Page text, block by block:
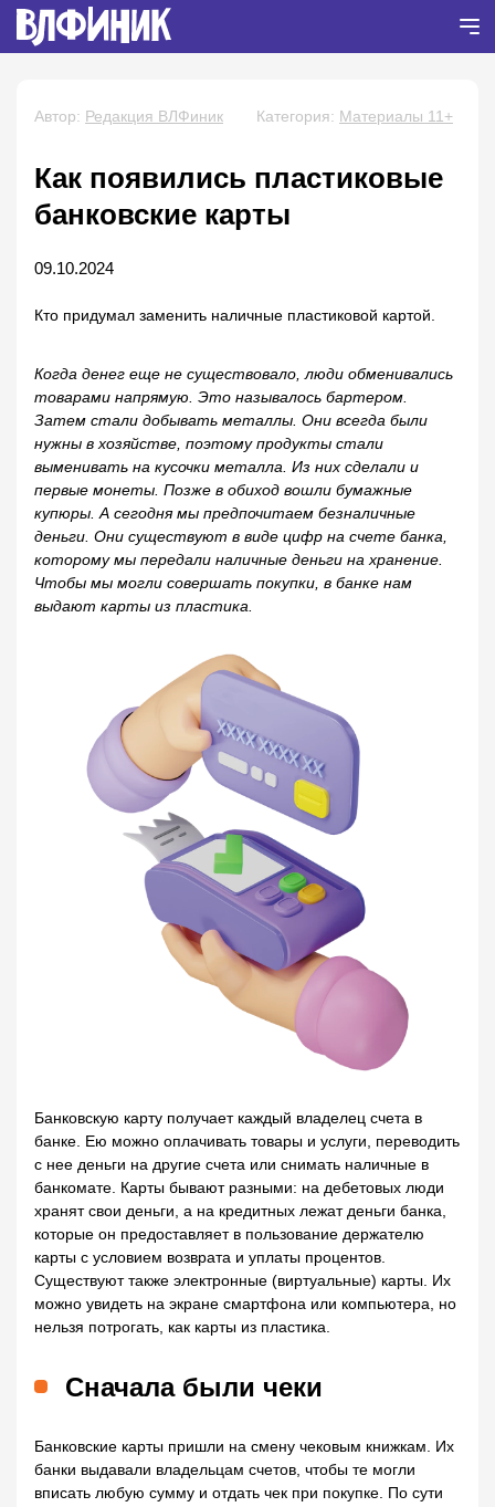
Автор: Редакция ВЛФиник Категория: Материалы 11+
Как появились пластиковые
банковские карты
09.10.2024
Кто придумал заменить наличные пластиковой картой.
Когда денег еще не существовало, люди обменивались
товарами напрямую. Это называлось бартером.
Затем стали добывать металлы. Они всегда были
нужны в хозяйстве, поэтому продукты стали
выменивать на кусочки металла. Из них сделали и
первые монеты. Позже в обиход вошли бумажные
купюры. А сегодня мы предпочитаем безналичные
деньги. Они существуют в виде цифр на счете банка,
которому мы передали наличные деньги на хранение.
Чтобы мы могли совершать покупки, в банке нам
выдают карты из пластика.
Банковскую карту получает каждый владелец счета в
банке. Ею можно оплачивать товары и услуги, переводить
с нее деньги на другие счета или снимать наличные в
банкомате. Карты бывают разными: на дебетовых люди
хранят свои деньги, а на кредитных лежат деньги банка,
которые он предоставляет в пользование держателю
карты с условием возврата и уплаты процентов.
Существуют также электронные (виртуальные) карты. Их
можно увидеть на экране смартфона или компьютера, но
нельзя потрогать, как карты из пластика.
Сначала были чеки
Банковские карты пришли на смену чековым книжкам. Их
банки выдавали владельцам счетов, чтобы те могли
вписать любую сумму и отдать чек при покупке. По сути